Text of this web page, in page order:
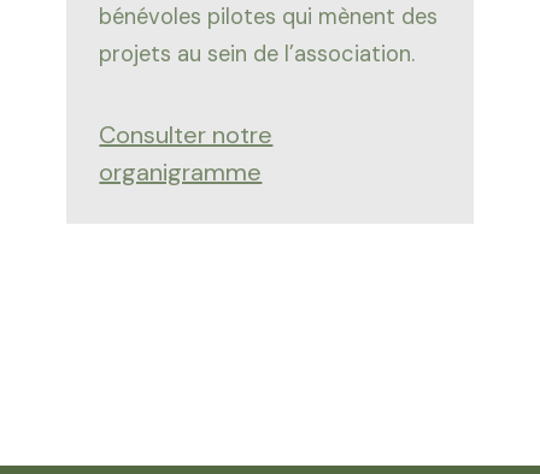
bénévoles pilotes qui mènent des
projets au sein de l’association.
Consulter notre
organigramme